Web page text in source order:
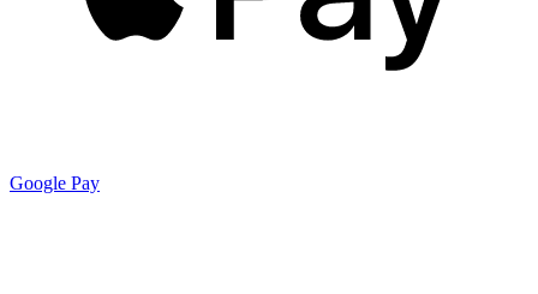
Google Pay